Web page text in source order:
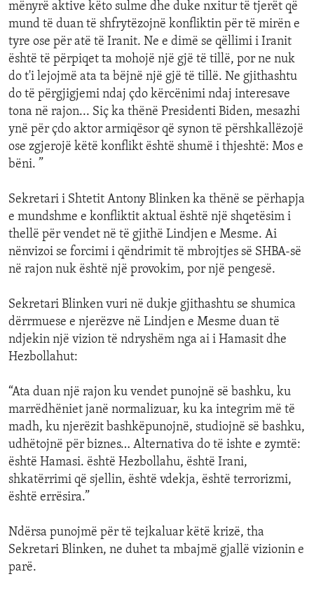
mënyrë aktive këto sulme dhe duke nxitur të tjerët që
mund të duan të shfrytëzojnë konfliktin për të mirën e
tyre ose për atë të Iranit. Ne e dimë se qëllimi i Iranit
është të përpiqet ta mohojë një gjë të tillë, por ne nuk
do t'i lejojmë ata ta bëjnë një gjë të tillë. Ne gjithashtu
do të përgjigjemi ndaj çdo kërcënimi ndaj interesave
tona në rajon... Siç ka thënë Presidenti Biden, mesazhi
ynë për çdo aktor armiqësor që synon të përshkallëzojë
ose zgjerojë këtë konflikt është shumë i thjeshtë: Mos e
bëni. ”
Sekretari i Shtetit Antony Blinken ka thënë se përhapja
e mundshme e konfliktit aktual është një shqetësim i
thellë për vendet në të gjithë Lindjen e Mesme. Ai
nënvizoi se forcimi i qëndrimit të mbrojtjes së SHBA-së
në rajon nuk është një provokim, por një pengesë.
Sekretari Blinken vuri në dukje gjithashtu se shumica
dërrmuese e njerëzve në Lindjen e Mesme duan të
ndjekin një vizion të ndryshëm nga ai i Hamasit dhe
Hezbollahut:
“Ata duan një rajon ku vendet punojnë së bashku, ku
marrëdhëniet janë normalizuar, ku ka integrim më të
madh, ku njerëzit bashkëpunojnë, studiojnë së bashku,
udhëtojnë për biznes… Alternativa do të ishte e zymtë:
është Hamasi. është Hezbollahu, është Irani,
shkatërrimi që sjellin, është vdekja, është terrorizmi,
është errësira.”
Ndërsa punojmë për të tejkaluar këtë krizë, tha
Sekretari Blinken, ne duhet ta mbajmë gjallë vizionin e
parë.